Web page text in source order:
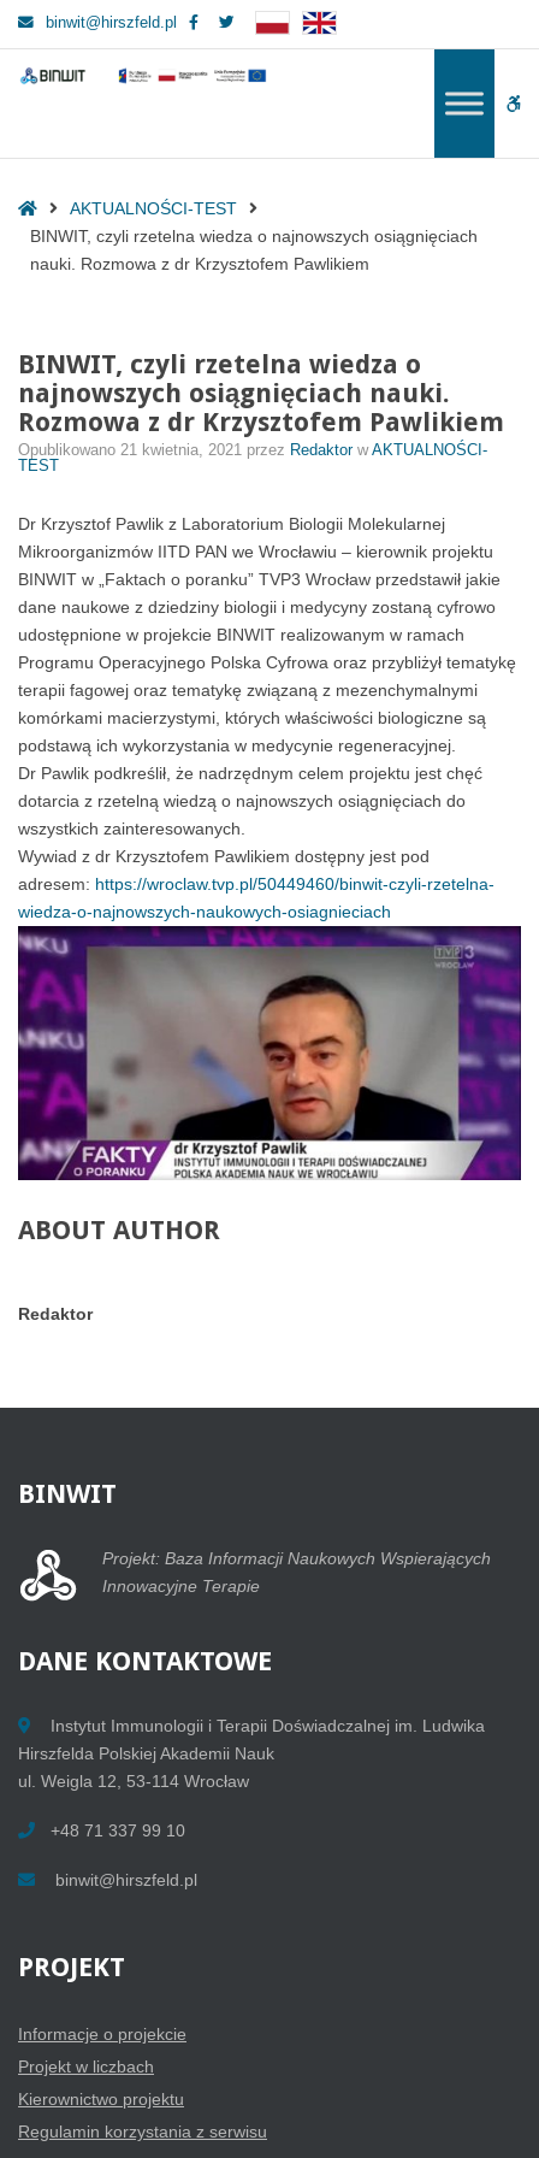
czyli
osiągnięciach
nauki.
Rozmowa
Pawlikiem
binwit@hirszfeld.pl Facebook
BINWIT
Twitter
BINWIT
HomeAKTUALNOŚCI-TEST
BINWIT, czyli rzetelna wiedza o najnowszych osiągnięciach
nauki. Rozmowa z dr Krzysztofem Pawlikiem
BINWIT, czyli rzetelna wiedza o
najnowszych osiągnięciach nauki.
Rozmowa z dr Krzysztofem Pawlikiem
Opublikowano 21 kwietnia, 2021 przez Redaktor wAKTUALNOŚCI-
TEST
Dr Krzysztof Pawlik z Laboratorium Biologii Molekularnej
Mikroorganizmów IITD PAN we Wrocławiu – kierownik projektu
BINWIT w „Faktach o poranku” TVP3 Wrocław przedstawił jakie
dane naukowe z dziedziny biologii i medycyny zostaną cyfrowo
udostępnione w projekcie BINWIT realizowanym w ramach
Programu Operacyjnego Polska Cyfrowa oraz przybliżył tematykę
terapii fagowej oraz tematykę związaną z mezenchymalnymi
komórkami macierzystymi, których właściwości biologiczne są
podstawą ich wykorzystania w medycynie regeneracyjnej.
Dr Pawlik podkreślił, że nadrzędnym celem projektu jest chęć
dotarcia z rzetelną wiedzą o najnowszych osiągnięciach do
wszystkich zainteresowanych.
Wywiad z dr Krzysztofem Pawlikiem dostępny jest pod
adresem: https://wroclaw.tvp.pl/50449460/binwit-czyli-rzetelna-
wiedza-o-najnowszych-naukowych-osiagnieciach
ABOUT AUTHOR
Redaktor
BINWIT
Projekt: Baza Informacji Naukowych Wspierających
Innowacyjne Terapie
DANE KONTAKTOWE
Instytut Immunologii i Terapii Doświadczalnej im. Ludwika
Hirszfelda Polskiej Akademii Nauk
ul. Weigla 12, 53-114 Wrocław
+48 71 337 99 10
binwit@hirszfeld.pl
PROJEKT
Informacje o projekcie
Projekt w liczbach
Kierownictwo projektu
Regulamin korzystania z serwisu